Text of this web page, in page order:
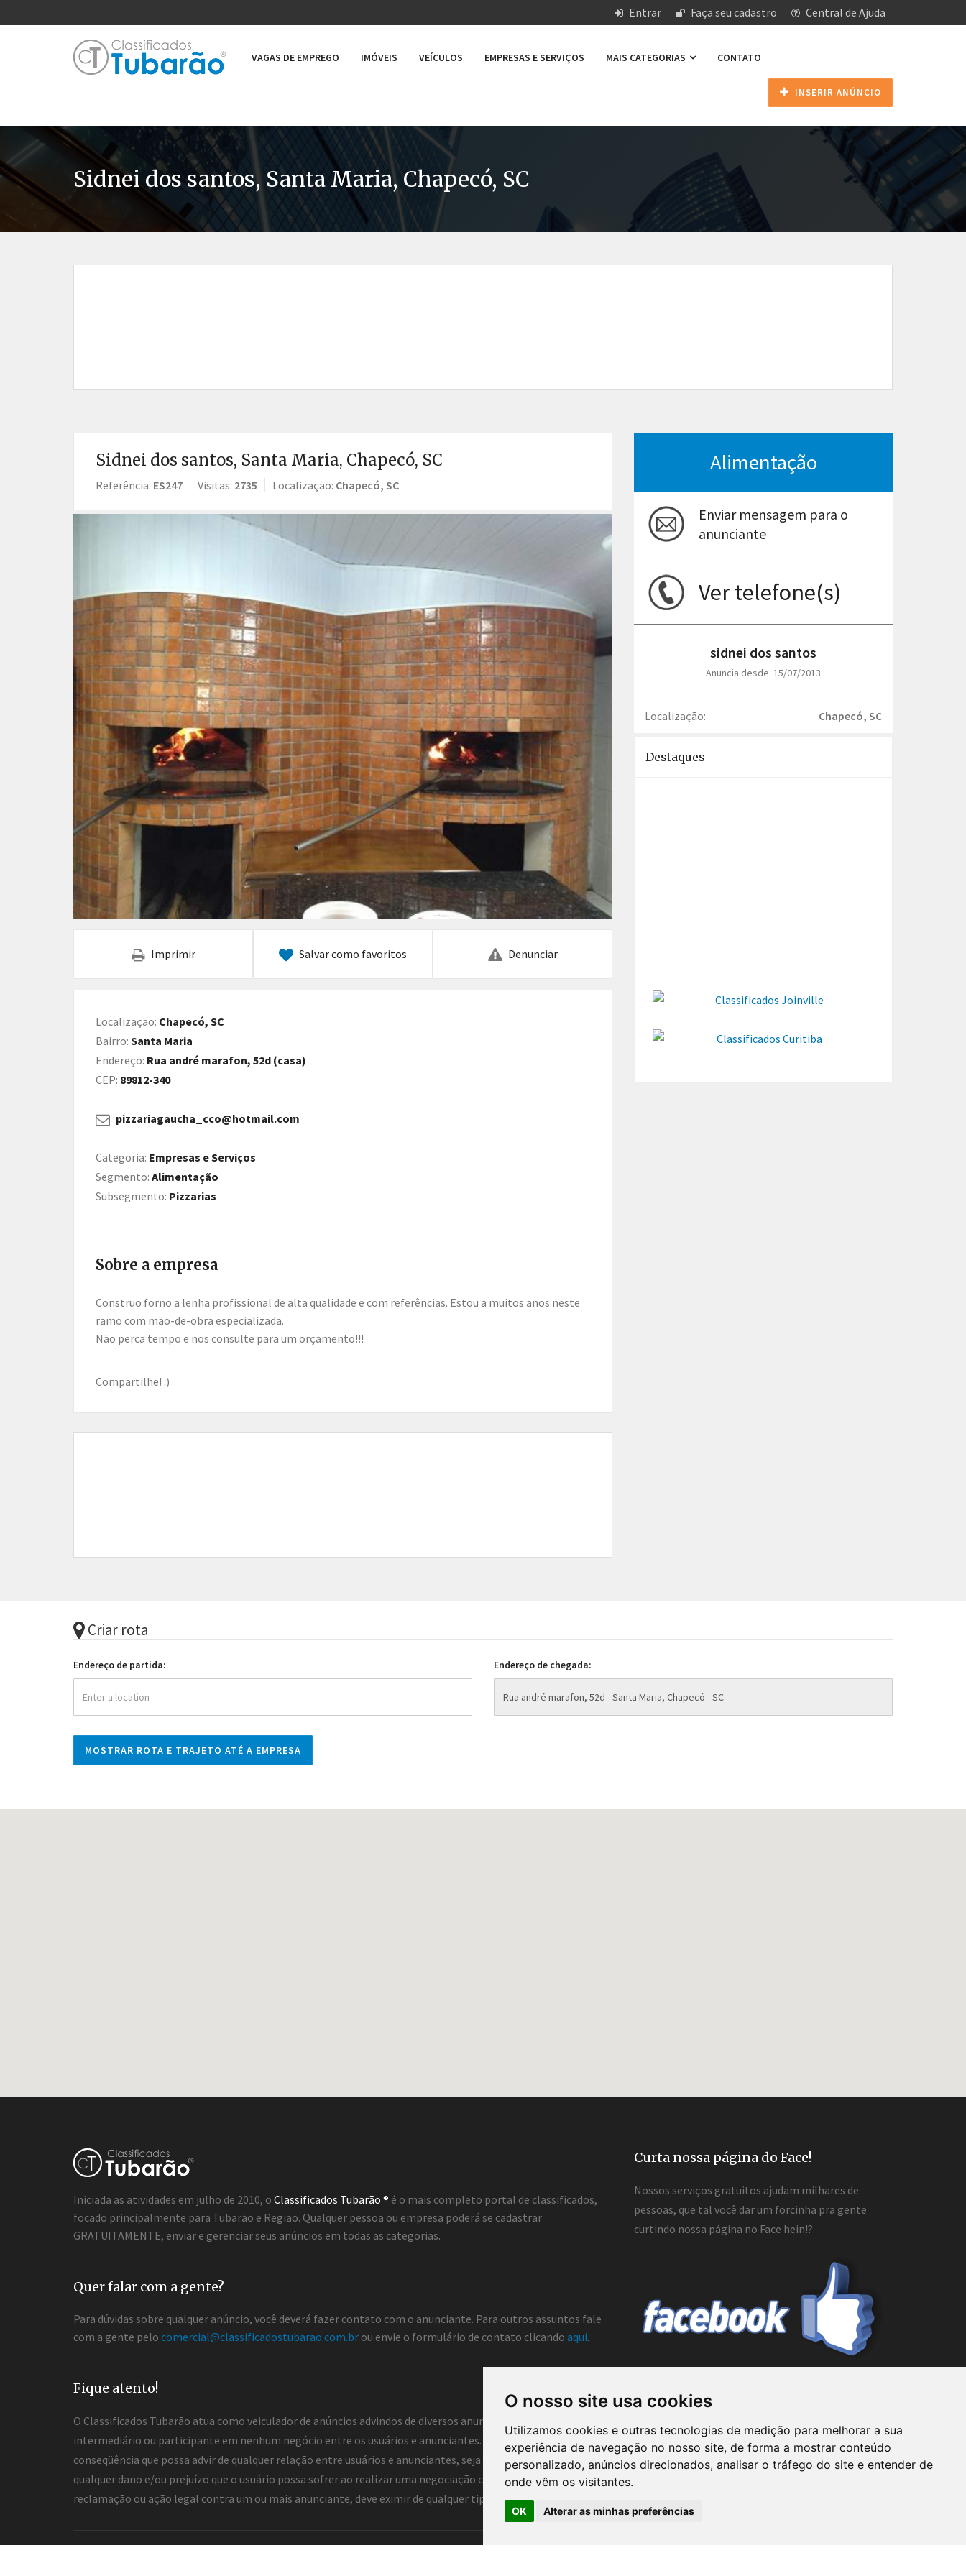
O nosso site usa cookies
Utilizamos cookies e outras tecnologias de medição para melhorar a sua
experiência de navegação no nosso site, de forma a mostrar conteúdo
personalizado, anúncios direcionados, analisar o tráfego do site e entender de
onde vêm os visitantes.
OK Alterar as minhas preferências
Entrar Faça seu cadastro Central de Ajuda
VAGAS DE EMPREGO IMÓVEIS VEÍCULOS EMPRESAS E SERVIÇOS MAIS CATEGORIAS CONTATO
INSERIR ANÚNCIO
Sidnei dos santos, Santa Maria, Chapecó, SC
Sidnei dos santos, Santa Maria, Chapecó, SC
Referência: ES247 Visitas: 2735 Localização: Chapecó, SC
Imprimir Salvar como favoritos Denunciar
Localização: Chapecó, SC
Bairro: Santa Maria
Endereço: Rua andré marafon, 52d (casa)
CEP: 89812-340
pizzariagaucha_cco@hotmail.com
Categoria: Empresas e Serviços
Segmento: Alimentação
Subsegmento: Pizzarias
Sobre a empresa
Construo forno a lenha profissional de alta qualidade e com referências. Estou a muitos anos neste
ramo com mão-de-obra especializada.
Não perca tempo e nos consulte para um orçamento!!!
Compartilhe! :)
Alimentação
Enviar mensagem para o
anunciante
Ver telefone(s)
sidnei dos santos
Anuncia desde: 15/07/2013
Localização: Chapecó, SC
Destaques
Criar rota
Endereço de partida: Endereço de chegada:
Iniciada as atividades em julho de 2010, o Classificados Tubarão ® é o mais completo portal de classificados,
focado principalmente para Tubarão e Região. Qualquer pessoa ou empresa poderá se cadastrar
GRATUITAMENTE, enviar e gerenciar seus anúncios em todas as categorias.
Quer falar com a gente?
Para dúvidas sobre qualquer anúncio, você deverá fazer contato com o anunciante. Para outros assuntos fale
com a gente pelo comercial@classificadostubarao.com.br ou envie o formulário de contato clicando aqui.
Curta nossa página do Face!
Nossos serviços gratuitos ajudam milhares de
pessoas, que tal você dar um forcinha pra gente
curtindo nossa página no Face hein!?
Fique atento!
O Classificados Tubarão atua como veiculador de anúncios advindos de diversos anunciantes e, portanto, não atua como prestador de serviços de consultoria ou ainda
intermediário ou participante em nenhum negócio entre os usuários e anunciantes. Dessa forma, o Classificados Tubarão não assume responsabilidade por nenhuma
conseqüência que possa advir de qualquer relação entre usuários e anunciantes, seja ela direta ou indireta. Assim, o Classificados Tubarão não se responsabiliza por
qualquer dano e/ou prejuízo que o usuário possa sofrer ao realizar uma negociação com anunciantes deste portal, logo o usuário na realização de qualquer tipo de
reclamação ou ação legal contra um ou mais anunciante, deve eximir de qualquer tipo de responsabilidade o portal e seus funcionários.